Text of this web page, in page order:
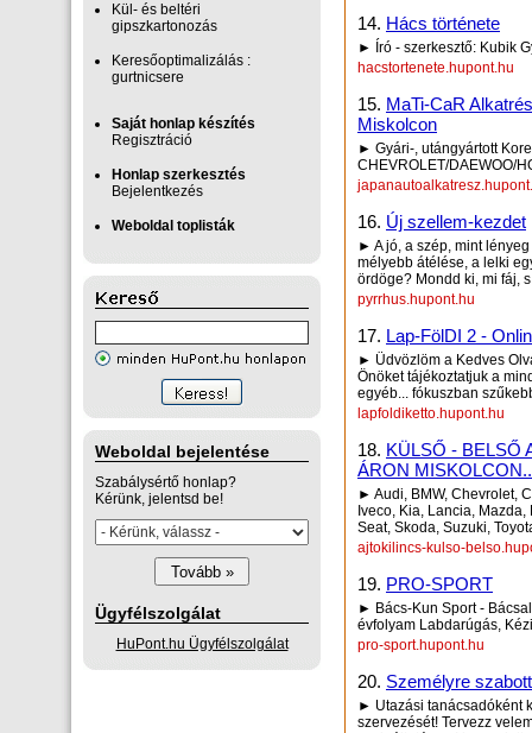
Kül- és beltéri
gipszkartonozás
Keresőoptimalizálás :
gurtnicsere
Saját honlap készítés
Regisztráció
Honlap szerkesztés
Bejelentkezés
Weboldal toplisták
Weboldal bejelentése
Szabálysértő honlap?
Kérünk, jelentsd be!
Ügyfélszolgálat
HuPont.hu Ügyfélszolgálat
14. Hács története
► Író - szerkesztő: Kubik
hacstortenete.hupont.hu
15. MaTi-CaR
Miskolcon
► Gyári-, utángyártott
CHEVROLET/DAEWOO/
16. Új szellem-kezdet
► A jó, a szép, mint
mélyebb átélése, a lelki
ördöge? Mondd ki, mi fáj,
pyrrhus.hupont.hu
17. Lap-FölDI 2 -
► Üdvözlöm a Kedves
Önöket tájékoztatjuk a
egyéb... fókuszban
lapfoldiketto.hupont.hu
18. KÜLSŐ - BELSŐ
ÁRON
► Audi, BMW, Chevrolet,
Iveco, Kia, Lancia,
Seat, Skoda, Suzuki,
ajtokilincs-kulso-
19. PRO-SPORT
► Bács-Kun Sport -
évfolyam Labdarúgás,
pro-sport.hupont.hu
20. Személyre
► Utazási tanácsadóként
szervezését! Tervezz